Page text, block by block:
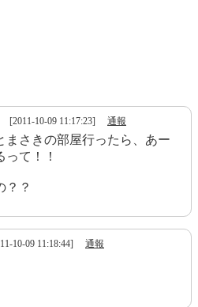
[2011-10-09 11:17:23] 通報
まさきの部屋行ったら、あー
て！！
？？
10-09 11:18:44] 通報